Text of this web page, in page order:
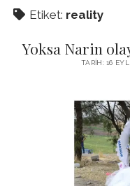
İYI YAŞAM
Etiket: reality
Yoksa Narin
TARIH: 16